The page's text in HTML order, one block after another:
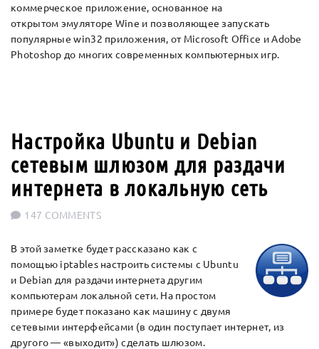
коммерческое приложение, основанное на
открытом эмуляторе Wine и позволяющее запускать
популярные win32 приложения, от Microsoft Office и Adobe
Photoshop до многих современных компьютерных игр.
Настройка Ubuntu и Debian
сетевым шлюзом для раздачи
интернета в локальную сеть
147 COMMENTS
В этой заметке будет рассказано как с
помощью iptables настроить системы с Ubuntu
и Debian для раздачи интернета другим
компьютерам локальной сети. На простом
примере будет показано как машину с двумя
сетевыми интерфейсами (в один поступает интернет, из
другого — «выходит») сделать шлюзом.